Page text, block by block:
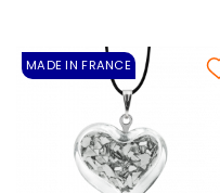
MADE IN FRANCE